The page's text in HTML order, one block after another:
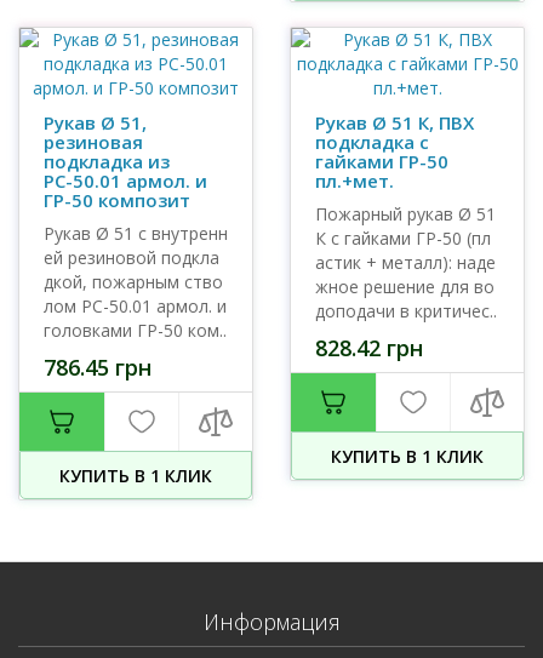
Рукав Ø 51,
резиновая
подкладка из
РС-50.01 армол. и
ГР-50 композит
Рукав Ø 51 с внутренн
ей резиновой подкла
дкой, пожарным ство
лом РС-50.01 армол. и
головками ГР-50 ком..
786.45 грн
КУПИТЬ В 1 КЛИК
Рукав Ø 51 К, ПВХ
подкладка с
гайками ГР-50
пл.+мет.
Пожарный рукав Ø 51
К с гайками ГР-50 (пл
астик + металл): наде
жное решение для во
доподачи в критичес..
828.42 грн
КУПИТЬ В 1 КЛИК
Информация